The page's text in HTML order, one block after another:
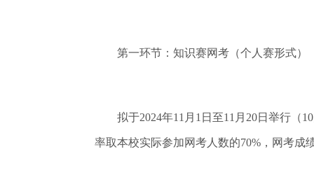
第一环节：知识赛网考（个人赛形式）
拟于2024年11月1日至11月20日举行（10
率取本校实际参加网考人数的70%，网考成